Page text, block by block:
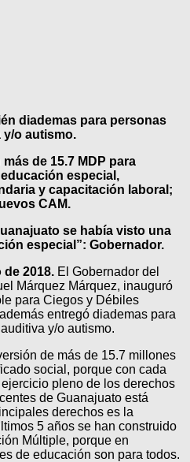
diademas para personas
o autismo.
de 15.7 MDP para
especial,
y capacitación laboral;
CAM.
se había visto una
especial”: Gobernador.
de 2018. El Gobernador del
Márquez Márquez, inauguró
para Ciegos y Débiles
entregó diademas para
y/o autismo.
de más de 15.7 millones
social, porque con cada
pleno de los derechos
de Guanajuato está
derechos es la
5 años se han construido
Múltiple, porque en
de educación son para todos.